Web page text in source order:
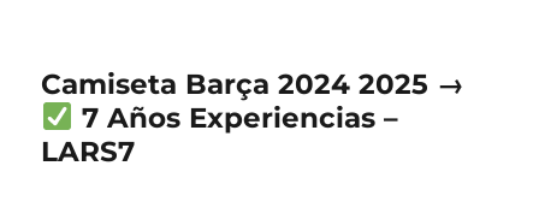
Camiseta Barça 2024 2025 →
7 Años Experiencias –
LARS7